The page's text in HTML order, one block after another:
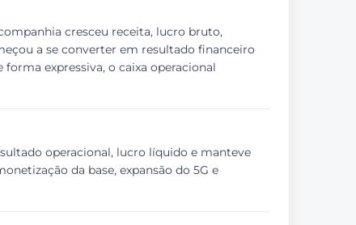
cresceu receita, lucro bruto,
a se converter em resultado financeiro
expressiva, o caixa operacional
operacional, lucro líquido e manteve
da base, expansão do 5G e